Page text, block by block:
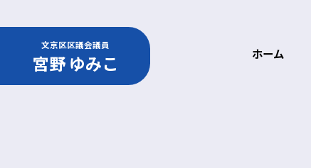
文京区区議会議員
宮野 ゆみこ ホーム